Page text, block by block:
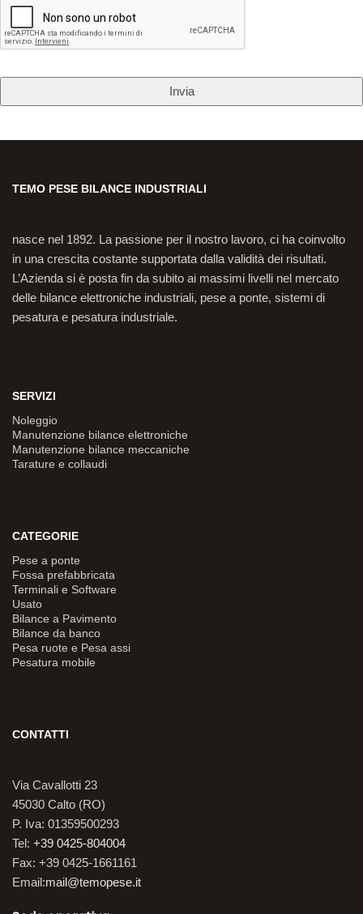
TEMO PESE BILANCE INDUSTRIALI
nasce nel 1892. La passione per il nostro lavoro, ci ha coinvolto
in una crescita costante supportata dalla validità dei risultati.
L’Azienda si è posta fin da subito ai massimi livelli nel mercato
delle bilance elettroniche industriali, pese a ponte, sistemi di
pesatura e pesatura industriale.
SERVIZI
Noleggio
Manutenzione bilance elettroniche
Manutenzione bilance meccaniche
Tarature e collaudi
CATEGORIE
Pese a ponte
Fossa prefabbricata
Terminali e Software
Usato
Bilance a Pavimento
Bilance da banco
Pesa ruote e Pesa assi
Pesatura mobile
CONTATTI
Via Cavallotti 23
45030 Calto (RO)
P. Iva: 01359500293
Tel: +39 0425-804004
Fax: +39 0425-1661161
Email:mail@temopese.it